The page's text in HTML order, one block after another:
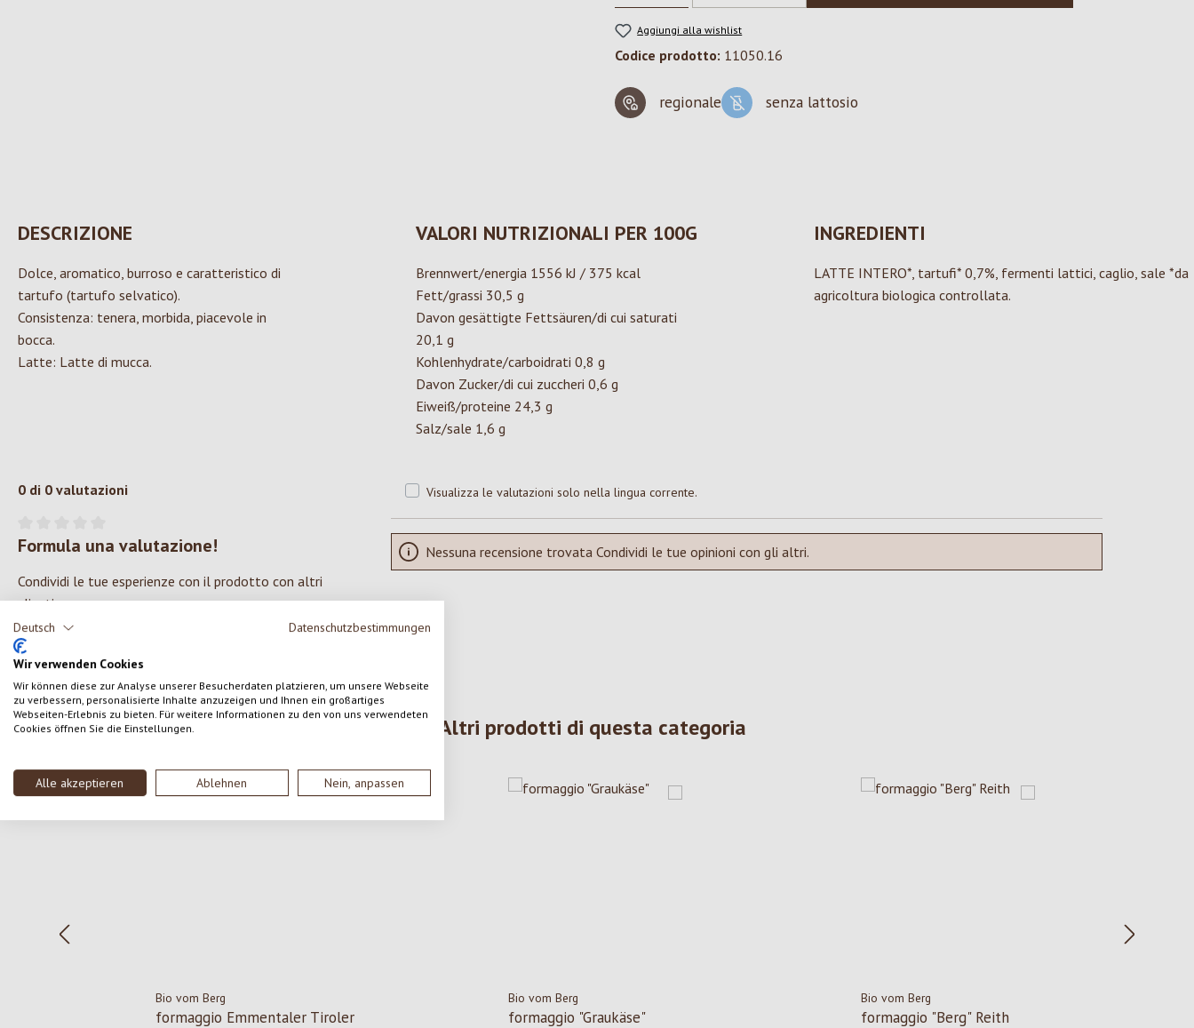
Deutsch Datenschutzbestimmungen
Wir verwenden Cookies
Wir können diese zur Analyse unserer Besucherdaten platzieren, um unsere Webseite
zu verbessern, personalisierte Inhalte anzuzeigen und Ihnen ein großartiges
Webseiten-Erlebnis zu bieten. Für weitere Informationen zu den von uns verwendeten
Cookies öffnen Sie die Einstellungen.
Alle akzeptieren Ablehnen Nein, anpassen
Aggiungi alla wishlist
Codice prodotto: 11050.16
regionale senza lattosio
DESCRIZIONE
Dolce, aromatico, burroso e caratteristico di
tartufo (tartufo selvatico).
Consistenza: tenera, morbida, piacevole in
bocca.
Latte: Latte di mucca.
VALORI NUTRIZIONALI PER 100G
Brennwert/energia 1556 kJ / 375 kcal
Fett/grassi 30,5 g
Davon gesättigte Fettsäuren/di cui saturati
20,1 g
Kohlenhydrate/carboidrati 0,8 g
Davon Zucker/di cui zuccheri 0,6 g
Eiweiß/proteine 24,3 g
Salz/sale 1,6 g
INGREDIENTI
LATTE INTERO*, tartufi* 0,7%, fermenti lattici, caglio, sale *da
agricoltura biologica controllata.
0 di 0 valutazioni
Valutazione media di 0 su 5 stelle
Formula una valutazione!
Condividi le tue esperienze con il prodotto con altri
clienti.
Visualizza le valutazioni solo nella lingua corrente.
Nessuna recensione trovata Condividi le tue opinioni con gli altri.
Altri prodotti di questa categoria
Salta la galleria dei prodotti
Bio vom Berg
formaggio Emmentaler Tiroler
Bio vom Berg
formaggio "Graukäse"
Bio vom Berg
formaggio "Berg" Reith